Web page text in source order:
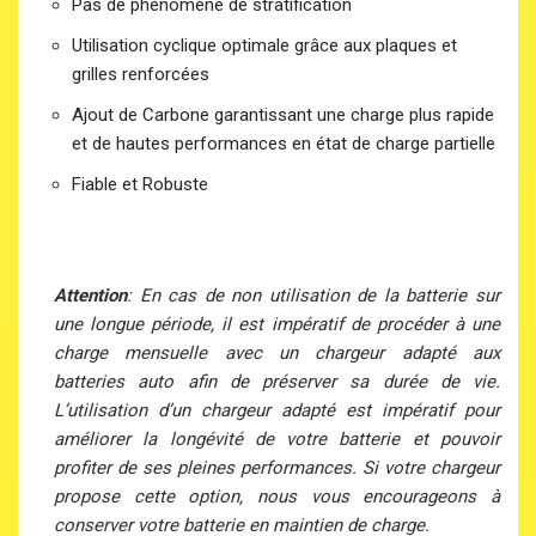
Utilisation cyclique optimale grâce aux plaques et
grilles renforcées
Ajout de Carbone garantissant une charge plus rapide
et de hautes performances en état de charge partielle
Fiable et Robuste
Attention: En cas de non utilisation de la batterie sur
une longue période, il est impératif de procéder à une
charge mensuelle avec un chargeur adapté aux
batteries auto afin de préserver sa durée de vie.
L’utilisation d’un chargeur adapté est impératif pour
améliorer la longévité de votre batterie et pouvoir
profiter de ses pleines performances. Si votre chargeur
propose cette option, nous vous encourageons à
conserver votre batterie en maintien de charge.